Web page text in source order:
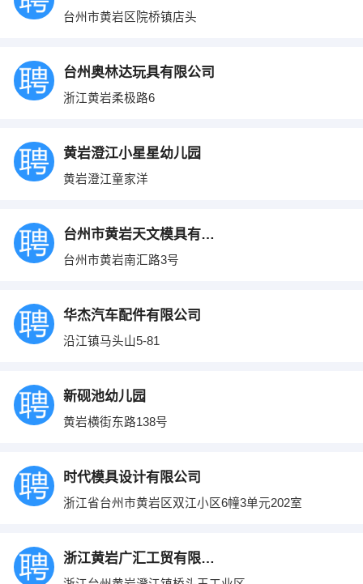
台州市黄岩区院桥镇店头
台州奥林达玩具有限公司
浙江黄岩柔极路6
黄岩澄江小星星幼儿园
黄岩澄江童家洋
台州市黄岩天文模具有限公司
台州市黄岩南汇路3号
华杰汽车配件有限公司
沿江镇马头山5-81
新砚池幼儿园
黄岩横街东路138号
时代模具设计有限公司
浙江省台州市黄岩区双江小区6幢3单元202室
浙江黄岩广汇工贸有限公司